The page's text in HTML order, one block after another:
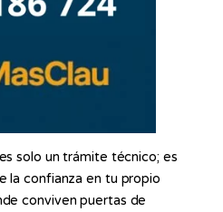
solo un trámite técnico; es
la confianza en tu propio
conviven puertas de